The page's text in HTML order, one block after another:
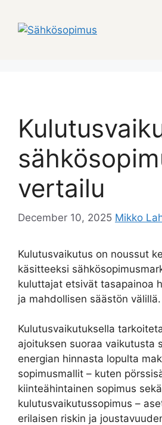
content
vertailu
December 10, 2025 Mikko
Kulutusvaikutus on noussut
käsitteeksi
kuluttajat etsivät tasapainoa
ja mahdollisen säästön välillä.
Kulutusvaikutuksella
ajoituksen suoraa vaikutusta
energian hinnasta lopulta
sopimusmallit – kuten
kiinteähintainen sopimus
kulutusvaikutussopimus –
erilaisen riskin ja